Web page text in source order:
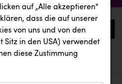
0
auf „Alle akzeptieren“
dass die auf unserer
von uns und von den
Sitz in den USA) verwendet
diese Zustimmung